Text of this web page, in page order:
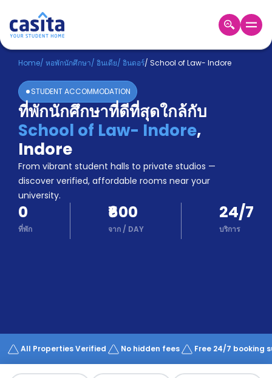
Home TH INR
เข้าสู่
ระบบ
Booking
Accommodation
About
us
Blog
Refer
And
Earn
Become
Partner
Works
Home/ หอพักนักศึกษา/ อินเดีย/ อินดอร์/ School of Law- Indore
STUDENT ACCOMMODATION
ที่พักนักศึกษาที่ดีที่สุดใกล้กับ
School of Law- Indore,
Indore
From vibrant student halls to private studios —
discover verified, affordable rooms near your
university.
0
ที่พัก
₹600
จาก/ DAY
24/7
บริการ
All Properties Verified No hidden fees Free 24/7 booking